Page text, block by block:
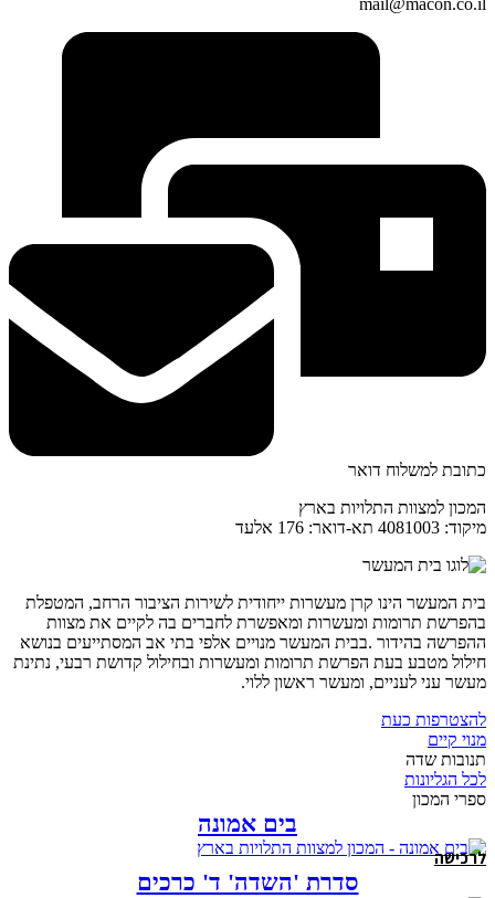
mail@macon.co.il
כתובת למשלוח דואר
המכון למצוות התלויות בארץ
מיקוד: 4081003 תא-דואר: 176 אלעד
בית המעשר הינו קרן מעשרות ייחודית לשירות הציבור הרחב, המטפלת
בהפרשת תרומות ומעשרות ומאפשרת לחברים בה לקיים את מצוות
ההפרשה בהידור .בבית המעשר מנויים אלפי בתי אב המסתייעים בנושא
חילול מטבע בעת הפרשת תרומות ומעשרות ובחילול קדושת רבעי, נתינת
מעשר עני לעניים, ומעשר ראשון ללוי.
להצטרפות כעת
מנוי קיים
תנובות שדה
לכל הגליונות
ספרי המכון
בים אמונה
לרכישה
סדרת 'השדה' ד' כרכים